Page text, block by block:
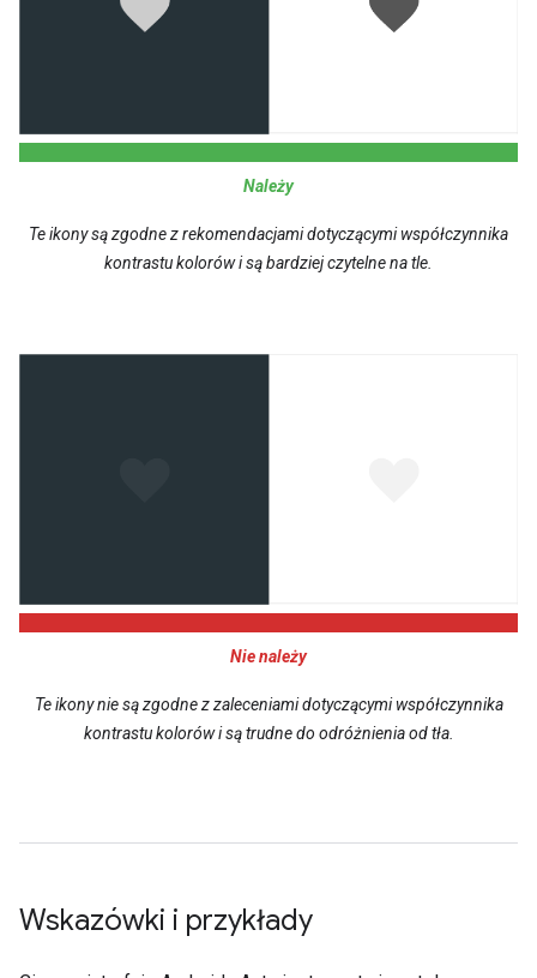
Należy
Te ikony są zgodne z rekomendacjami dotyczącymi współczynnika
kontrastu kolorów i są bardziej czytelne na tle.
Nie należy
Te ikony nie są zgodne z zaleceniami dotyczącymi współczynnika
kontrastu kolorów i są trudne do odróżnienia od tła.
Wskazówki i przykłady